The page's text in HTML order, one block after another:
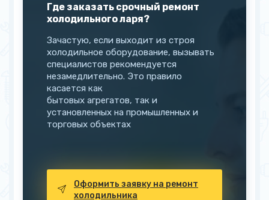
Где заказать срочный ремонт
холодильного ларя?
Зачастую, если выходит из строя
холодильное оборудование, вызывать
специалистов рекомендуется
незамедлительно. Это правило
касается как
бытовых агрегатов, так и
установленных на промышленных и
торговых объектах
Оформить заявку на ремонт
холодильника